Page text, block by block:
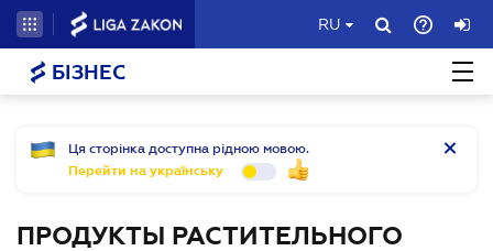
RU
БІЗНЕС
Ця сторінка доступна рідною мовою.
Перейти на українську
ПРОДУКТЫ РАСТИТЕЛЬНОГО